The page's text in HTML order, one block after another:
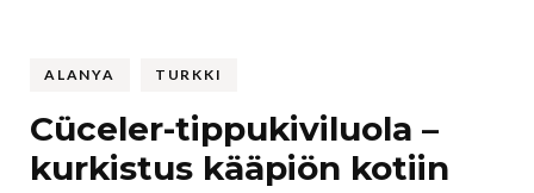
ALANYA TURKKI
Cüceler-tippukiviluola –
kurkistus kääpiön kotiin